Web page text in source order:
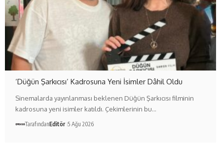
‘Düğün Şarkıcısı’ Kadrosuna Yeni İsimler Dâhil Oldu
Sinemalarda yayınlanması beklenen Düğün Şarkıcısı filminin
kadrosuna yeni isimler katıldı. Çekimlerinin bu…
TarafındanEditör 5 Ağu 2026